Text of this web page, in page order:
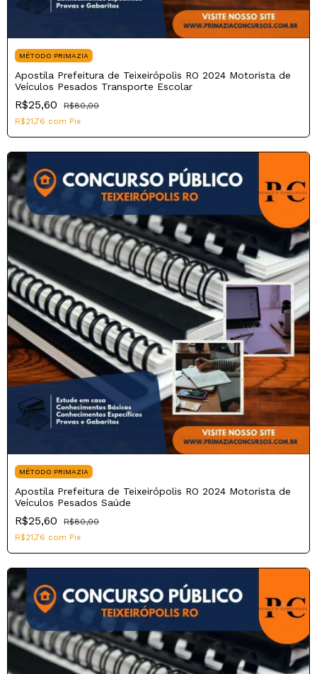
MÉTODO PRIMAZIA
Apostila Prefeitura de Teixeirópolis RO 2024 Motorista de
Veículos Pesados Transporte Escolar
R$25,60
R$80,00
R$21,76 com Pix
MÉTODO PRIMAZIA
Apostila Prefeitura de Teixeirópolis RO 2024 Motorista de
Veículos Pesados Saúde
R$25,60
R$80,00
R$21,76 com Pix